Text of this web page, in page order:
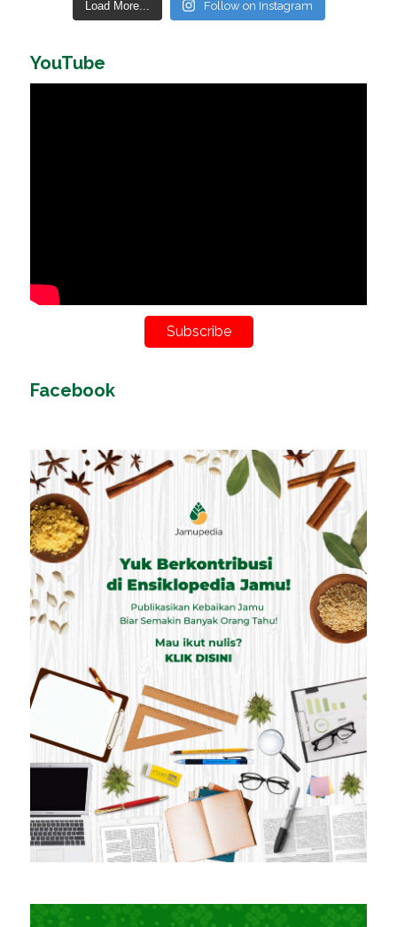
Load More... Follow on Instagram
YouTube
Subscribe
Facebook